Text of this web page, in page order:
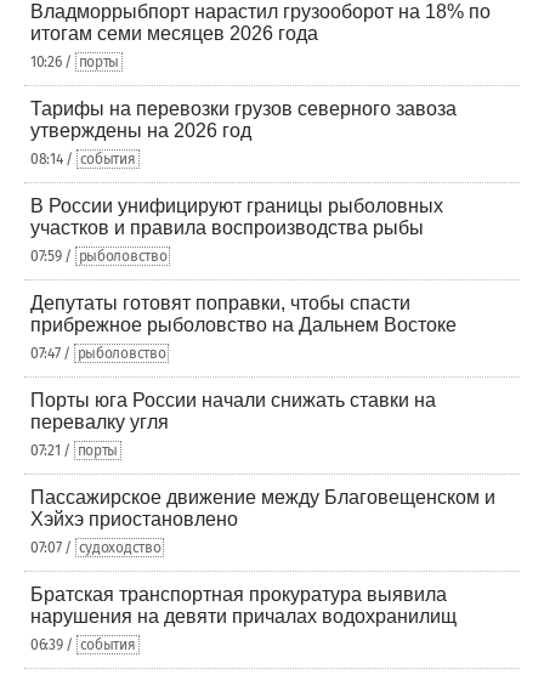
Владморрыбпорт нарастил грузооборот на 18% по
итогам семи месяцев 2026 года
10:26 / порты
Тарифы на перевозки грузов северного завоза
утверждены на 2026 год
08:14 / события
В России унифицируют границы рыболовных
участков и правила воспроизводства рыбы
07:59 / рыболовство
Депутаты готовят поправки, чтобы спасти
прибрежное рыболовство на Дальнем Востоке
07:47 / рыболовство
Порты юга России начали снижать ставки на
перевалку угля
07:21 / порты
Пассажирское движение между Благовещенском и
Хэйхэ приостановлено
07:07 / судоходство
Братская транспортная прокуратура выявила
нарушения на девяти причалах водохранилищ
06:39 / события